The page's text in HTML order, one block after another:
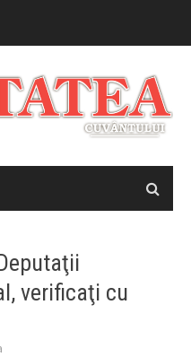
verificaţi cu